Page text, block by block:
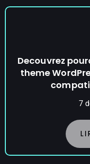
Decouvrez
theme
7